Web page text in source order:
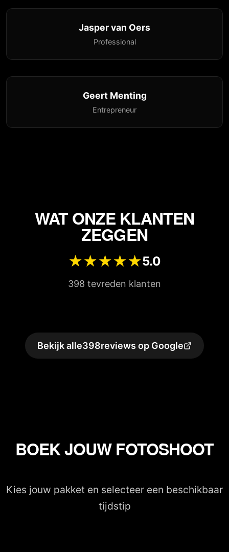
Jasper van Oers
Professional
Geert Menting
Entrepreneur
WAT ONZE KLANTEN
ZEGGEN
★★★★★5.0
398 tevreden klanten
Bekijk alle398reviews op Google
BOEK JOUW FOTOSHOOT
Kies jouw pakket en selecteer een beschikbaar
tijdstip